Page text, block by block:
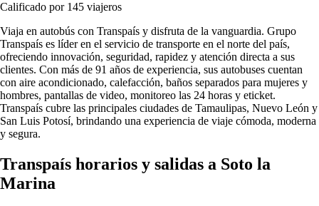
Calificado por 145 viajeros
Viaja en autobús con Transpaís y disfruta de la vanguardia. Grupo
Transpaís es líder en el servicio de transporte en el norte del país,
ofreciendo innovación, seguridad, rapidez y atención directa a sus
clientes. Con más de 91 años de experiencia, sus autobuses cuentan
con aire acondicionado, calefacción, baños separados para mujeres y
hombres, pantallas de video, monitoreo las 24 horas y eticket.
Transpaís cubre las principales ciudades de Tamaulipas, Nuevo León y
San Luis Potosí, brindando una experiencia de viaje cómoda, moderna
y segura.
Transpaís horarios y salidas a Soto la
Marina